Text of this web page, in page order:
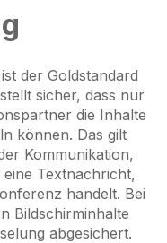
der Goldstandard
sicher, dass nur
die Inhalte
können. Das gilt
Kommunikation,
Textnachricht,
handelt. Bei
Bildschirminhalte
abgesichert.